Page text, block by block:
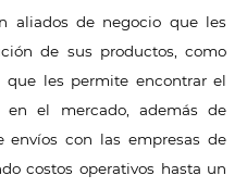
aliados de negocio que les
de sus productos, como
les permite encontrar el
en el mercado, además de
con las empresas de
costos operativos hasta un